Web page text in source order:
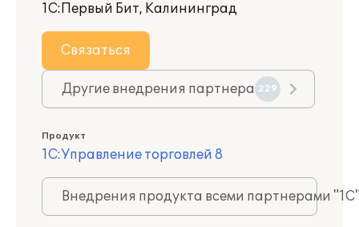
1С:Первый Бит, Калининград
Связаться
Другие внедрения партнера 229
Продукт
1С:Управление торговлей 8
Внедрения продукта всеми партнерами